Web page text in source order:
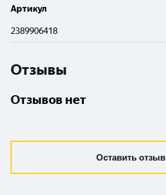
Артикул
2389906418
Отзывы
Отзывов нет
Оставить отзыв